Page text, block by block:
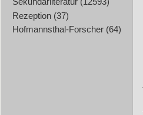
Sekundärliteratur (12593)
Rezeption (37)
Hofmannsthal-Forscher (64)